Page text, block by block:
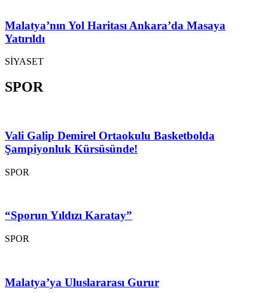
Malatya’nın Yol Haritası Ankara’da Masaya
Yatırıldı
SİYASET
SPOR
Vali Galip Demirel Ortaokulu Basketbolda
Şampiyonluk Kürsüsünde!
SPOR
“Sporun Yıldızı Karatay”
SPOR
Malatya’ya Uluslararası Gurur